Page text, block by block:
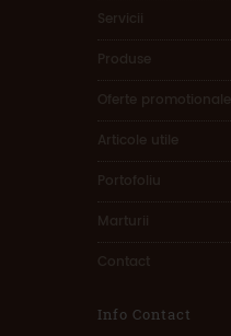
Servicii
Produse
Oferte promotionale
Articole utile
Portofoliu
Marturii
Contact
Info Contact